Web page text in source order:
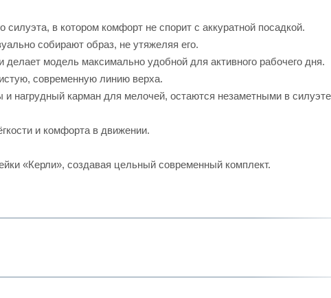
в котором комфорт не спорит с аккуратной посадкой.
собирают образ, не утяжеляя его.
модель максимально удобной для активного рабочего дня.
современную линию верха.
нагрудный карман для мелочей, остаются незаметными в
и комфорта в движении.
«Керли», создавая цельный современный комплект.